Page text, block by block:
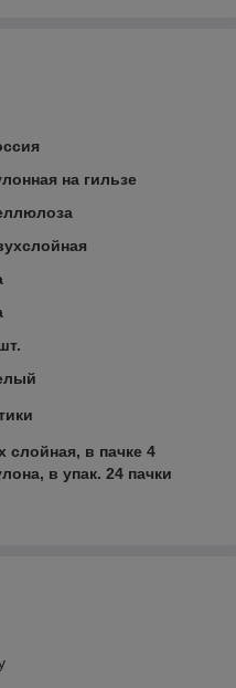
на гильзе
слойная, в пачке 4
в упак. 24 пачки